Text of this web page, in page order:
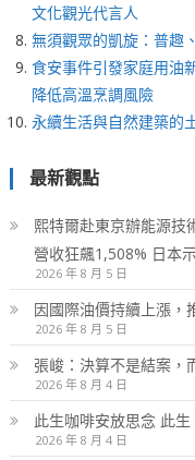
文化觀光代言人
無須觀眾的凱旋：普趣
食安事件引發家庭用油
降低高溫烹調風險
永續生活與自然建築的
最新觀點
熙特爾赴東京辦能源
營收狂飆1,508% 日本
2026 年 8 月 5 日
因國際油價持續上漲，
2026 年 8 月 5 日
張峻：決算不是結案，
2026 年 8 月 4 日
此生咖啡安放思念 此
2026 年 8 月 4 日